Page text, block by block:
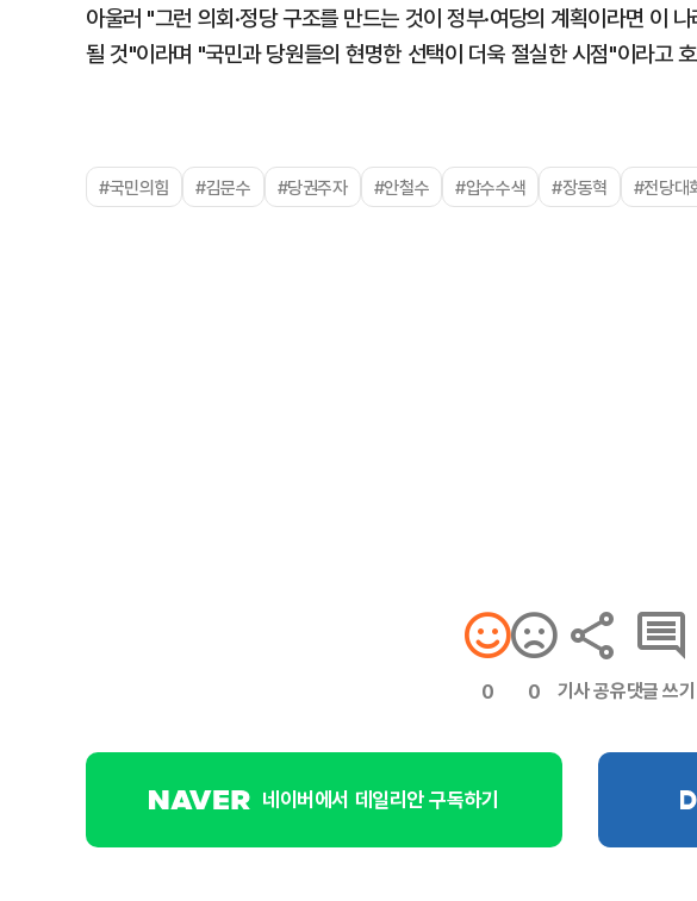
아울러 "그런 의회·정당 구조를 만드는 것이 정부·여당의 계획이라면 이
될 것"이라며 "국민과 당원들의 현명한 선택이 더욱 절실한 시점"이라고
#국민의힘 #김문수 #당권주자 #안철수 #압수수색 #장동혁 #전당대
0 0 기사 공유댓글 쓰기
네이버에서 데일리안 구독하기